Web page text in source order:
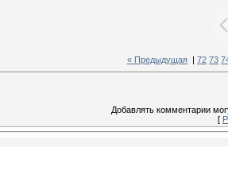
« Предыдущая 72 73
Добавлять комментарии
[